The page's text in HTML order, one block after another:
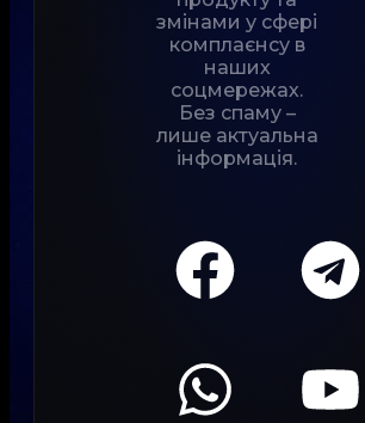
змінами у сфері
комплаєнсу в
наших
соцмережах.
Без спаму –
лише актуальна
інформація.